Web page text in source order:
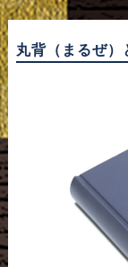
丸背（まるぜ）